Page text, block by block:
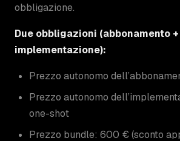
obbligazione.
Due obbligazioni (abbonamento +
implementazione):
Prezzo autonomo
Prezzo autonomo
one-shot
Prezzo bundle: 600 € (sconto